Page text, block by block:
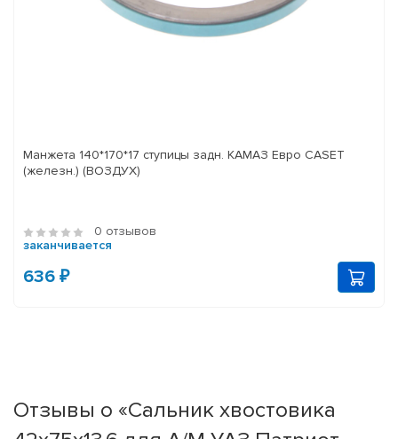
Манжета 140*170*17 ступицы задн. КАМАЗ Евро CASET
(железн.) (ВОЗДУХ)
0 отзывов
заканчивается
636 ₽
Отзывы о «Сальник хвостовика